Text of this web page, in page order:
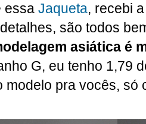
essa Jaqueta, recebi
são todos
asiática é
G, eu tenho 1,79
modelo pra vocês, só